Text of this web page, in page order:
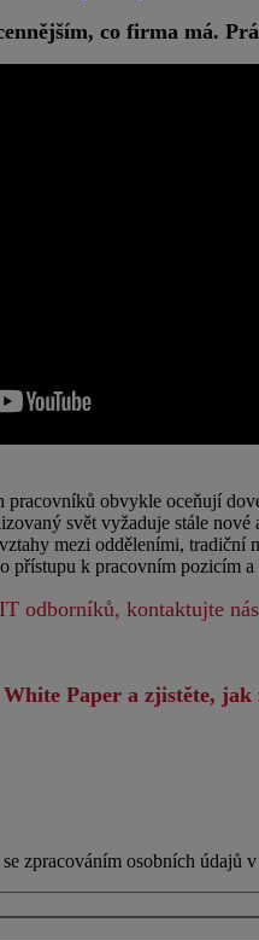
co firma má.
pracovníků obvykle oceňují
svět vyžaduje stále
mezi odděleními, tradiční
přístupu k pracovním pozicím
odborníků, kontaktujte
White Paper a zjistěte,
zpracováním osobních údajů